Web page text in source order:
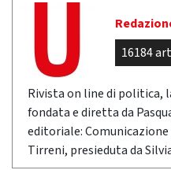
16184
Rivista on line di politica,
fondata e diretta da
editoriale:
Tirreni, presieduta da